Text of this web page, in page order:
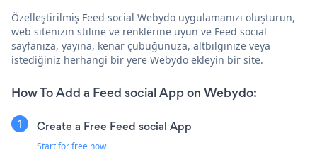
Özelleştirilmiş Feed social Webydo uygulamanızı oluşturun,
web sitenizin stiline ve renklerine uyun ve Feed social
sayfanıza, yayına, kenar çubuğunuza, altbilginize veya
istediğiniz herhangi bir yere Webydo ekleyin bir site.
How To Add a Feed social App on Webydo:
Create a Free Feed social App
Start for free now